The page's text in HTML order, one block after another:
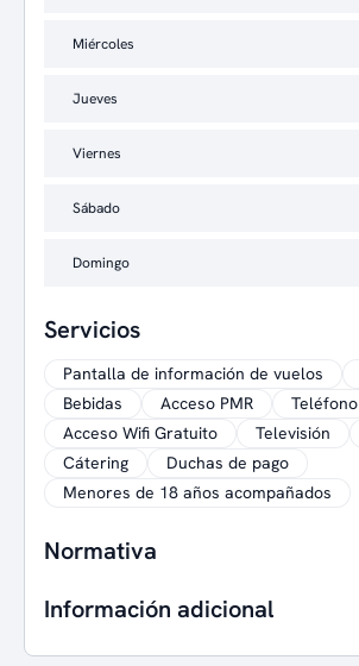
Miércoles
Jueves
Viernes
Sábado
Domingo
Servicios
Pantalla de información de vuelos
Bebidas
Acceso PMR
Teléfono
Acceso Wifi Gratuito
Televisión
Cátering
Duchas de pago
Menores de 18 años acompañados
Normativa
Información adicional